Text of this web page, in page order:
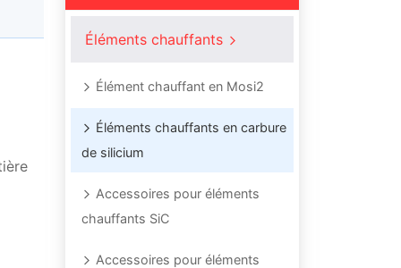
Éléments chauffants
Élément chauffant en Mosi2
Éléments chauffants en carbure
de silicium
Accessoires pour éléments
chauffants SiC
Accessoires pour éléments